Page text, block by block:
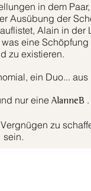
in dem
Ausübung der
Alain in der
eine Schöpfung
zu existieren.
ein Duo... aus
nur eine AlanneB .
zu
sein.